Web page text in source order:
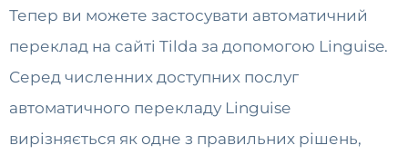
Тепер ви можете застосувати автоматичний
переклад на сайті Tilda за допомогою Linguise.
Серед численних доступних послуг
автоматичного перекладу Linguise
вирізняється як одне з правильних рішень,